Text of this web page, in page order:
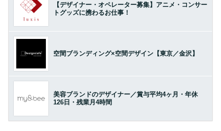
【デザイナー・オペレーター募集】アニメ・コンサー
トグッズに携わるお仕事！
空間ブランディング×空間デザイン【東京／金沢】
美容ブランドのデザイナー／賞与平均4ヶ月・年休
126日・残業月4時間